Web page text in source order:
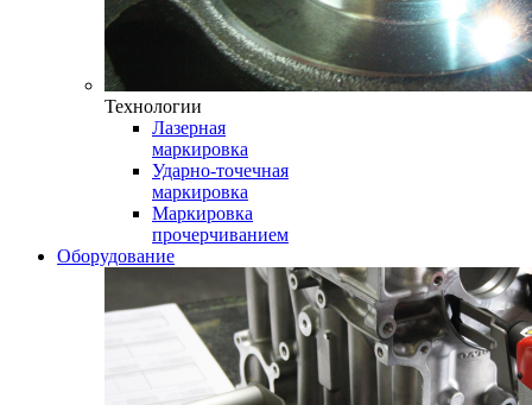
Технологии
Лазерная
маркировка
Ударно-точечная
маркировка
Маркировка
прочерчиванием
Оборудование